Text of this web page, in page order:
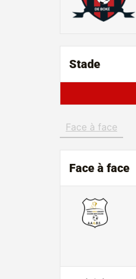
Stade
Face à face
Face à face